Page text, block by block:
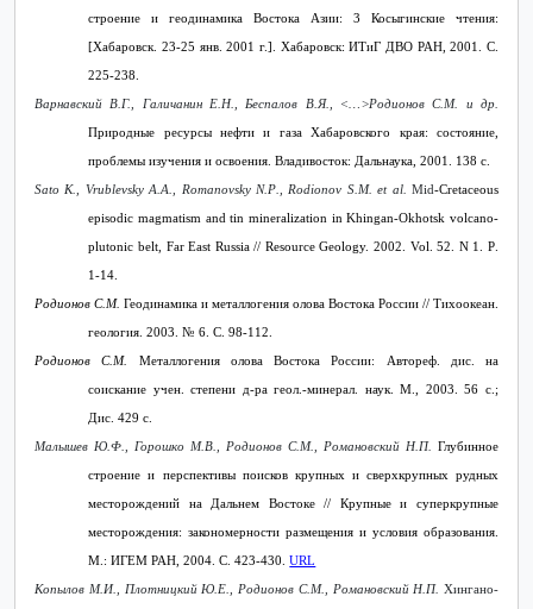
строение и геодинамика Востока Азии: 3 Косыгинские чтения:
[Хабаровск. 23-25 янв. 2001 г.]. Хабаровск: ИТиГ ДВО РАН, 2001. С.
225-238.
Варнавский В.Г., Галичанин Е.Н., Беспалов В.Я., ˂…˃Родионов С.М. и др.
Природные ресурсы нефти и газа Хабаровского края: состояние,
проблемы изучения и освоения. Владивосток: Дальнаука, 2001. 138 с.
Sato K., Vrublevsky A .A Romanovsky N. P Rodionov S. M.et al.Mid-Cretaceous
episodic magmatism and tin mineralization in Khingan-Okhotsk volcano-
plutonic belt, Far East Russia // Resource Geology.2002. Vol . 52. N1.P
1-14.
Родионов С.М. Геодинамика и металлогения олова Востока России // Тихоокеан.
геология. 2003. № 6. С. 98-112.
Родионов С.М. Металлогения олова Востока России: Автореф. дис. на
соискание учен. степени д-ра геол.-минерал. наук. М., 2003. 56 с.;
Дис. 429 с.
Малышев Ю.Ф., Горошко М.В., Родионов С.М., Романовский Н.П. Глубинное
строение и перспективы поисков крупных и сверхкрупных рудных
месторождений на Дальнем Востоке // Крупные и суперкрупные
месторождения: закономерности размещения и условия образования.
М.: ИГЕМ РАН, 2004. С. 423-430. URL
Копылов М.И., Плотницкий Ю.Е., Родионов С.М., Романовский Н.П. Хингано-